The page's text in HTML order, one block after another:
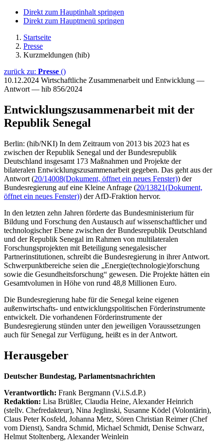
Direkt zum Hauptinhalt springen
Direkt zum Hauptmenü springen
Startseite
Presse
Kurzmeldungen (hib)
zurück zu: Presse ()
10.12.2024 Wirtschaftliche Zusammenarbeit und Entwicklung —
Antwort — hib 856/2024
Entwicklungszusammenarbeit mit der
Republik Senegal
Berlin: (hib/NKI) In dem Zeitraum von 2013 bis 2023 hat es
zwischen der Republik Senegal und der Bundesrepublik
Deutschland insgesamt 173 Maßnahmen und Projekte der
bilateralen Entwicklungszusammenarbeit gegeben. Das geht aus der
Antwort (20/14008(Dokument, öffnet ein neues Fenster)) der
Bundesregierung auf eine Kleine Anfrage (20/13821(Dokument,
öffnet ein neues Fenster)) der AfD-Fraktion hervor.
In den letzten zehn Jahren förderte das Bundesministerium für
Bildung und Forschung den Austausch auf wissenschaftlicher und
technologischer Ebene zwischen der Bundesrepublik Deutschland
und der Republik Senegal im Rahmen von multilateralen
Forschungsprojekten mit Beteiligung senegalesischer
Partnerinstitutionen, schreibt die Bundesregierung in ihrer Antwort.
Schwerpunktbereiche seien die „Energie(technologie)forschung
sowie die Gesundheitsforschung“ gewesen. Die Projekte hätten ein
Gesamtvolumen in Höhe von rund 48,8 Millionen Euro.
Die Bundesregierung habe für die Senegal keine eigenen
außenwirtschafts- und entwicklungspolitischen Förderinstrumente
entwickelt. Die vorhandenen Förderinstrumente der
Bundesregierung stünden unter den jeweiligen Voraussetzungen
auch für Senegal zur Verfügung, heißt es in der Antwort.
Herausgeber
Deutscher Bundestag, Parlamentsnachrichten
Verantwortlich: Frank Bergmann (V.i.S.d.P.)
Redaktion: Lisa Brüßler, Claudia Heine, Alexander Heinrich
(stellv. Chefredakteur), Nina Jeglinski, Susanne Ködel (Volontärin),
Claus Peter Kosfeld, Johanna Metz, Sören Christian Reimer (Chef
vom Dienst), Sandra Schmid, Michael Schmidt, Denise Schwarz,
Helmut Stoltenberg, Alexander Weinlein